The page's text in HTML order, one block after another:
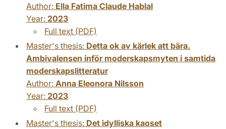
Author: Ella Fatima Claude Hablal
Year: 2023
Full text (PDF)
Master's thesis: Detta ok av kärlek att bära.
Ambivalensen inför moderskapsmyten i samtida
moderskapslitteratur
Author: Anna Eleonora Nilsson
Year: 2023
Full text (PDF)
Master's thesis: Det idylliska kaoset